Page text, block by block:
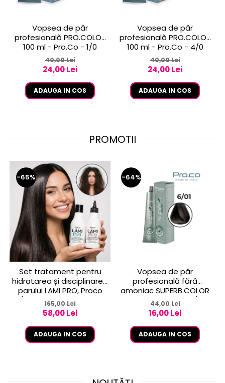
Vopsea de păr
profesională PRO.COLOR
100 ml - Pro.Co - 1/0
NEGRU
40,00 Lei
24,00 Lei
ADAUGA IN COS
Vopsea de păr
profesională PRO.COLOR
100 ml - Pro.Co - 4/0
CASTANIU NATURAL
40,00 Lei
24,00 Lei
ADAUGA IN COS
PROMOTII
-65%
Set tratament pentru
hidratarea și disciplinarea
parului LAMI PRO, Proco
(șampon + balsam 2x
250ml)
165,00 Lei
58,00 Lei
ADAUGA IN COS
-64%
Vopsea de păr
profesională fără
amoniac SUPERB.COLOR
100 ml - Pro.Co - 6/01
BLOND INCHIS CENUSIU
44,00 Lei
16,00 Lei
ADAUGA IN COS